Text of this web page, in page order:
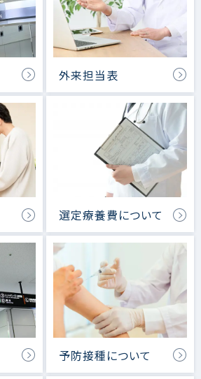
外来担当表
選定療養費について
予防接種について